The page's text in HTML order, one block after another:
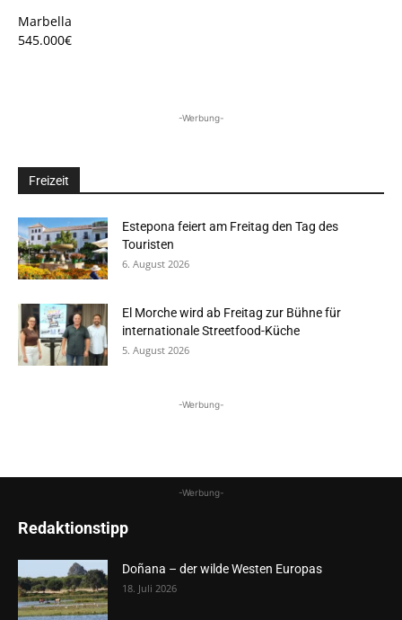
Marbella
545.000€
-Werbung-
Freizeit
Estepona feiert am Freitag den Tag des
Touristen
6. August 2026
El Morche wird ab Freitag zur Bühne für
internationale Streetfood-Küche
5. August 2026
-Werbung-
-Werbung-
Redaktionstipp
Doñana – der wilde Westen Europas
18. Juli 2026